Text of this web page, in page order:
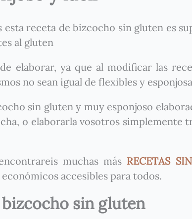
receta de bizcocho sin gluten es
al gluten
elaborar, ya que al modificar las
no sean igual de flexibles y
sin gluten y muy esponjoso
o elaborarla vosotros simplemente
muchas más RECETAS
accesibles para todos.
sin gluten